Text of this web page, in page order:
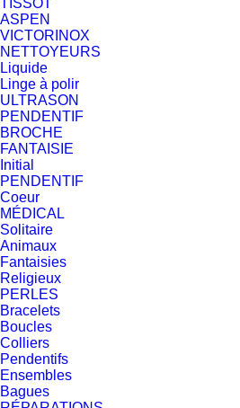
TISSOT
ASPEN
VICTORINOX
NETTOYEURS
Liquide
Linge à polir
ULTRASON
PENDENTIF
BROCHE
FANTAISIE
Initial
PENDENTIF
Coeur
MÉDICAL
Solitaire
Animaux
Fantaisies
Religieux
PERLES
Bracelets
Boucles
Colliers
Pendentifs
Ensembles
Bagues